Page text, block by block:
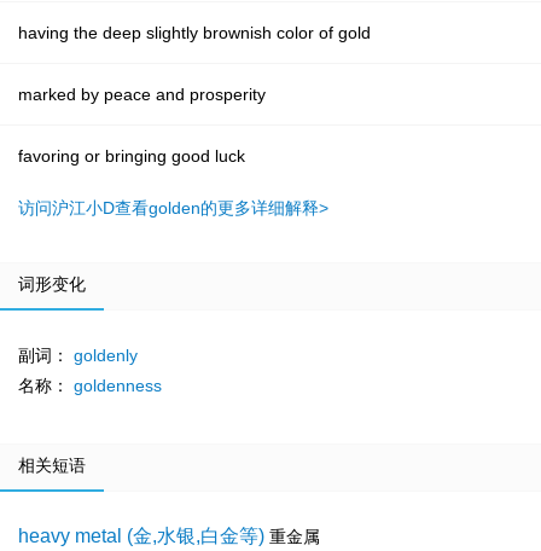
having the deep slightly brownish color of gold
marked by peace and prosperity
favoring or bringing good luck
访问沪江小D查看golden的更多详细解释>
词形变化
副词：
goldenly
名称：
goldenness
相关短语
heavy metal (金,水银,白金等) 重金属